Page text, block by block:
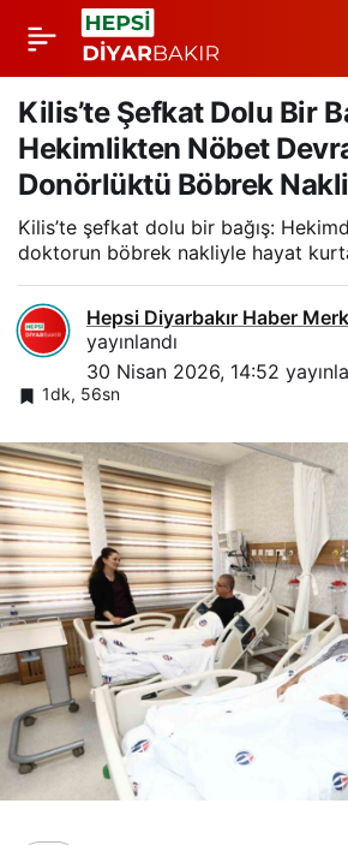
Kilis’te Şefkat Dolu Bir
Hekimlikten Nöbet
Donörlüktü Böbrek Nakli
Kilis’te şefkat dolu bir bağış:
doktorun böbrek nakliyle hayat
Hepsi Diyarbakır Haber
yayınlandı
30 Nisan 2026, 14:52
1dk, 56sn
Ağrı’da Düşme
Sonrası Enfeksiyon ve
Organ Yetmezliği:
Ameliyatla Hayata
Dönüş